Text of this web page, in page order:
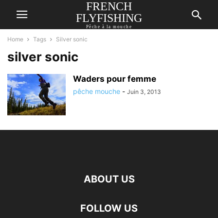
FRENCH
FLYFISHING
Pêche à la mouche
Home Tags Silver sonic
silver sonic
Waders pour femme
pêche mouche - Juin 3, 2013
ABOUT US
FOLLOW US